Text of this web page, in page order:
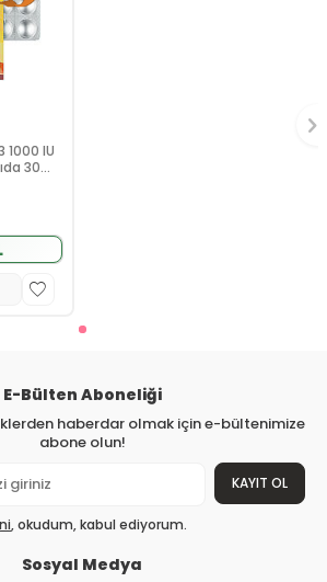
1000 IU
30
E-Bülten Aboneliği
haberdar olmak için e-bültenimize
abone olun!
KAYIT OL
, okudum, kabul ediyorum.
Sosyal Medya